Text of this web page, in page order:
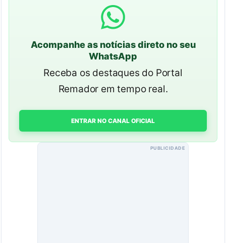
Acompanhe as notícias direto no seu
WhatsApp
Receba os destaques do Portal
Remador em tempo real.
ENTRAR NO CANAL OFICIAL
PUBLICIDADE